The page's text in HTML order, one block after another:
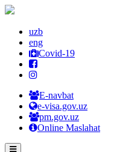
uzb
eng
Covid-19
E-navbat
e-visa.gov.uz
pm.gov.uz
Online Maslahat